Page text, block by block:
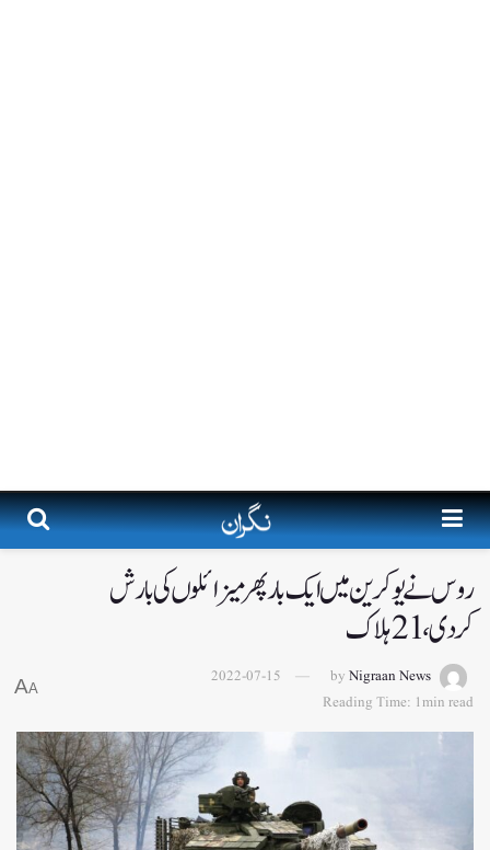
روس نے یوکرین میں ایک بار پھر میزائلوں کی بارش
کردی، 21ہلاک
by Nigraan News
2022-07-15
Reading Time: 1min read
A
A